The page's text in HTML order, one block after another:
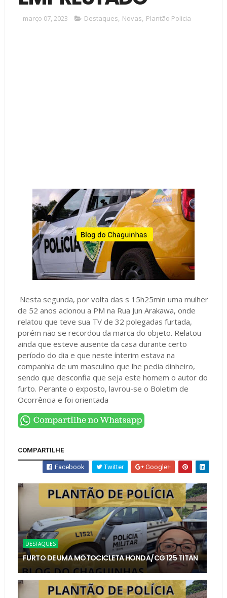
março 07, 2023 Destaques, Novas, Plantão Policia
Nesta segunda, por volta das s 15h25min uma mulher
de 52 anos acionou a PM na Rua Jun Arakawa, onde
relatou que teve sua TV de 32 polegadas furtada,
porém não se recordou da marca do objeto. Relatou
ainda que esteve ausente da casa durante certo
período do dia e que neste ínterim estava na
companhia de um masculino que lhe pedia dinheiro,
sendo que desconfia que seja este homem o autor do
furto. Perante o exposto, lavrou-se o Boletim de
Ocorrência e foi orientada
COMPARTILHE
Facebook Twitter Google+
DESTAQUES
FURTO DE UMA MOTOCICLETA HONDA/CG 125 TITAN